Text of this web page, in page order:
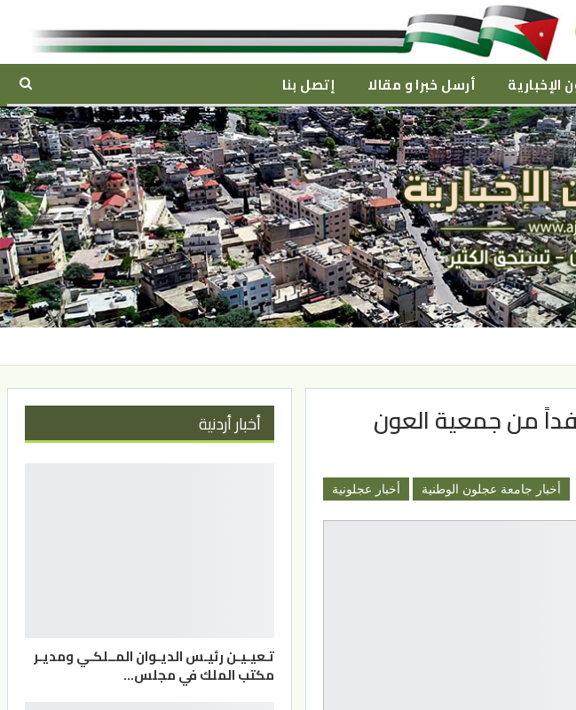
الإخبارية أرسل خبرا و مقالا إتصل بنا
من جمعية العون
أخبار جامعة عجلون الوطنية أخبار عجلونية
أخبار أردنية
تـعيـيـن رئيـس الديـوان المــلكـي ومديـر
مكتب الملك في مجلس…